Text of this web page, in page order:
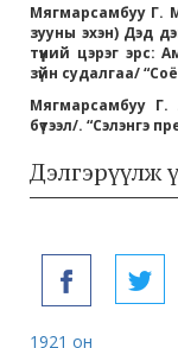
Мягмарсамбуу Г.
зууны эхэн) Дэд
түүний цэрэг эрс:
зүйн судалгаа/
Мягмарсамбуу Г.
бүтээл/. “Сэлэнгэ
Дэлгэрүүлж
1921 он